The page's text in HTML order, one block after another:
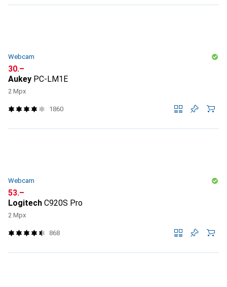
Webcam
CHF
30.–
Aukey PC-LM1E
2 Mpx
1860
Webcam
CHF
53.–
Logitech C920S Pro
2 Mpx
868